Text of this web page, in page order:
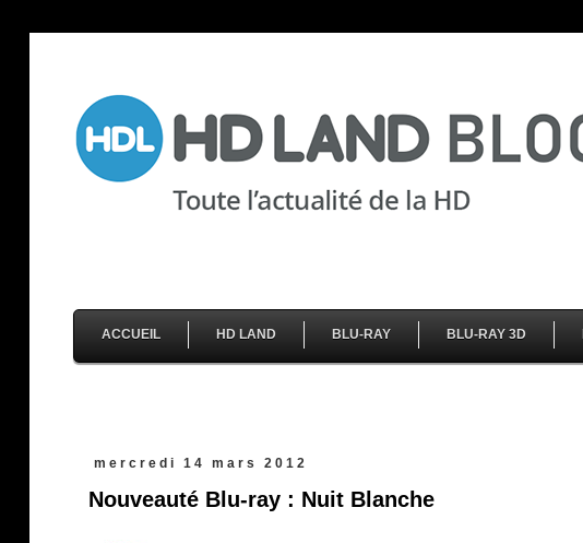
ACCUEIL HD LAND BLU-RAY BLU-RAY 3D
mercredi 14 mars 2012
Nouveauté Blu-ray : Nuit Blanche